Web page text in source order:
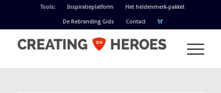
Tools: Inspiratieplatform Het heldenmerk-pakket
De Rebranding Gids Contact